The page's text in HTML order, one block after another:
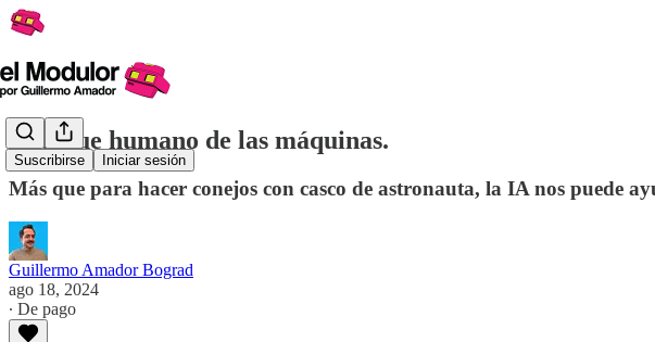
Suscribirse Iniciar sesión
El toque humano de las máquinas.
Más que para hacer conejos con casco de astronauta, la IA nos puede
Guillermo Amador Bograd
ago 18, 2024
∙ De pago